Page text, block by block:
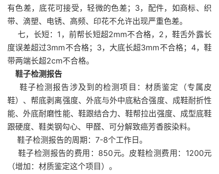
有色差，底花可接受，轻微的色差；3，配件，如商标、织
带、滴塑、电锈、高频、印花不允许出现严重色差。
七，长短：1，前帮长短超2mm不合格，2，鞋舌外露长
度误差超过3mm不合格；3，大底长超3mm不合格；4，鞋
带两端长超2cm不合格。
鞋子检测报告
鞋子检测报告涉及到的检测项目：材质鉴定（专属皮
鞋）、帮底剥离强度、外底与外中底粘合强度、成鞋耐折性
能、外底耐磨性能、鞋跟结合力、鞋帮拉出强度、成型底鞋
跟硬度、鞋类钢勾心、甲醛、可分解致癌芳香胺染料。
鞋子检测报告的周期：7-8个工作日。
鞋子检测报告的费用：850元。皮鞋检测费用：1200元
（增加：材质鉴定这个项目）。